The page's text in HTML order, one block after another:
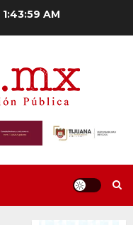
1:44:00 AM